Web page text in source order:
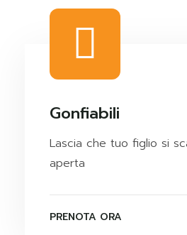
Gonfiabili
Lascia che tuo figlio si
aperta
PRENOTA ORA